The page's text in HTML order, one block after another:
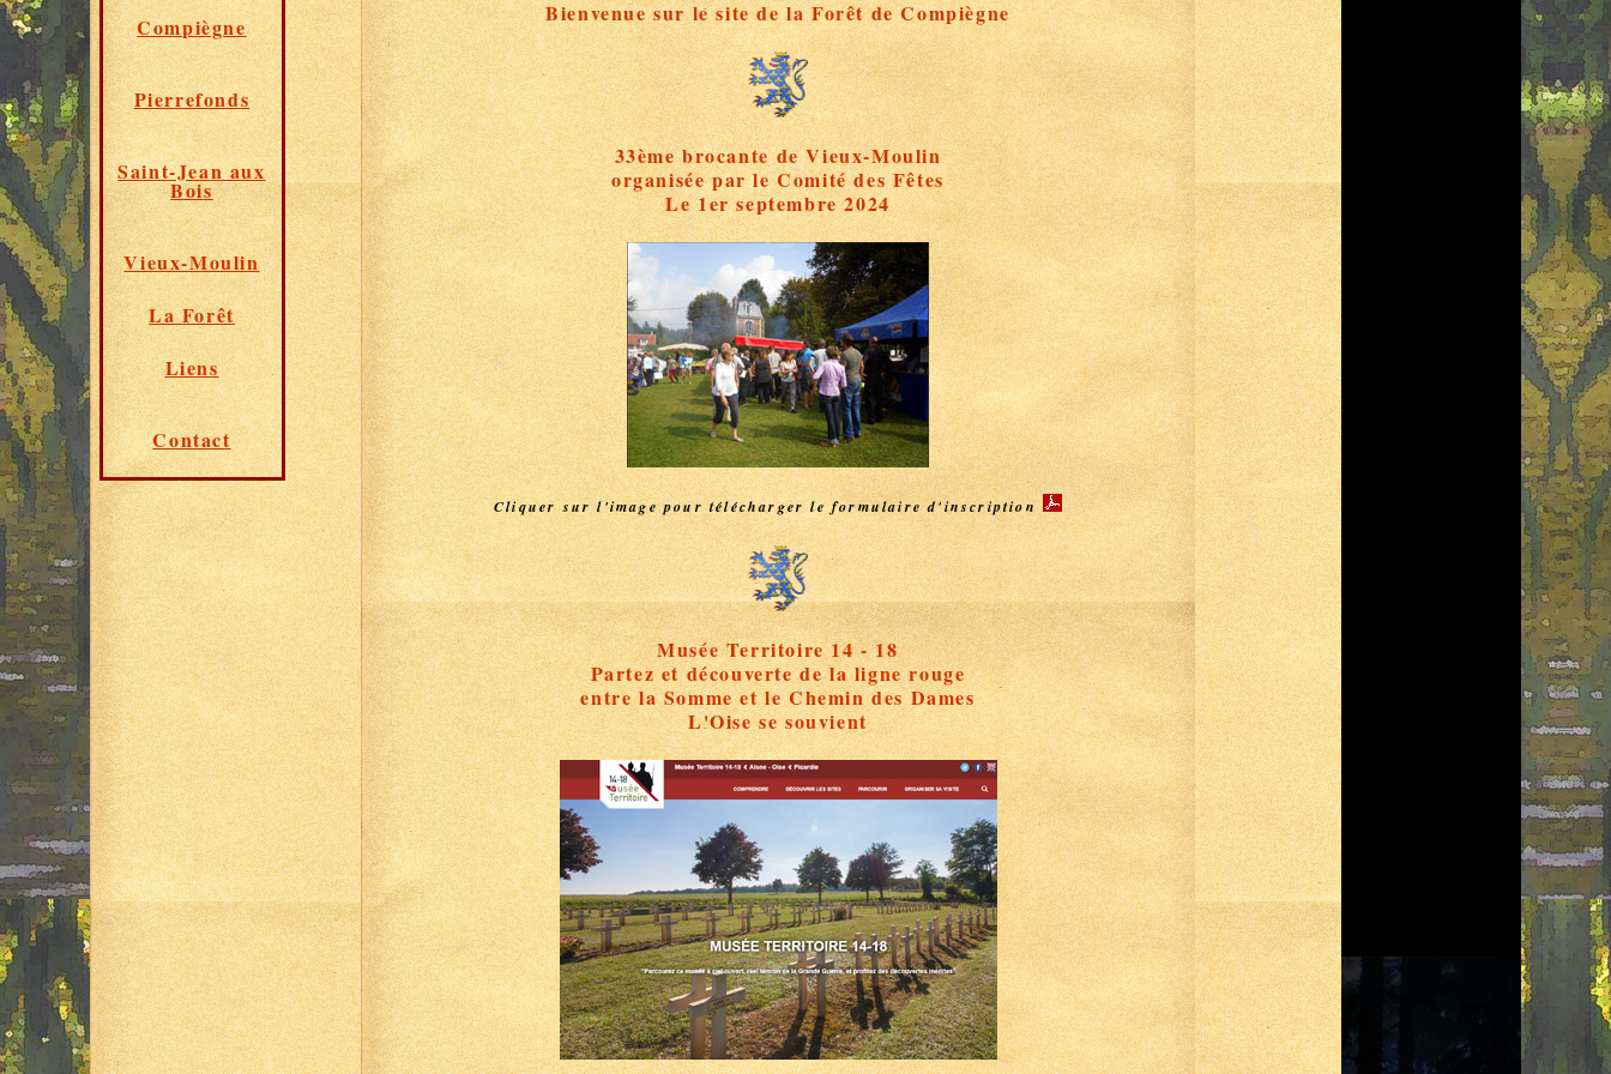
Compiègne
Pierrefonds
Saint-Jean aux
Bois
Vieux-Moulin
La Forêt
Liens
Contact
Bienvenue sur le site de la Forêt de Compiègne
33ème brocante de Vieux-Moulin
organisée par le Comité des Fêtes
Le 1er septembre 2024
Cliquer sur l'image pour télécharger le formulaire d'inscription
Musée Territoire 14 - 18
Partez et découverte de la ligne rouge
entre la Somme et le Chemin des Dames
L'Oise se souvient